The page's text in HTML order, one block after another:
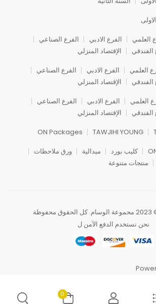
العلمي الفرع الادبي
الفرع الصناعي
الفندقي الإقتصاد المنزلي
العلمي الفرع الادبي
الفرع الصناعي
الفندقي الإقتصاد المنزلي
العلمي الفرع الادبي
الفرع الصناعي
الفندقي الإقتصاد المنزلي
TAWJIHI YOUNG
ON Packages
كليب بورد ميدالية
ورق ملاحظات
منتجات متنوعة
نحن نستخدم الدفع الآمن ل
0